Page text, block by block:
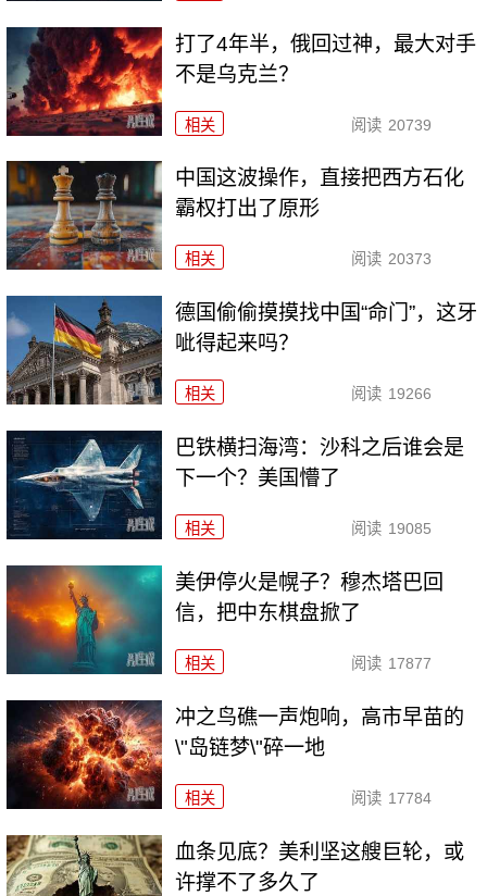
打了4年半，俄回过神，最大对手
不是乌克兰？
相关 阅读 20739
中国这波操作，直接把西方石化
霸权打出了原形
相关 阅读 20373
德国偷偷摸摸找中国“命门”，这牙
呲得起来吗？
相关 阅读 19266
巴铁横扫海湾：沙科之后谁会是
下一个？美国懵了
相关 阅读 19085
美伊停火是幌子？穆杰塔巴回
信，把中东棋盘掀了
相关 阅读 17877
冲之鸟礁一声炮响，高市早苗的
\"岛链梦\"碎一地
相关 阅读 17784
血条见底？美利坚这艘巨轮，或
许撑不了多久了